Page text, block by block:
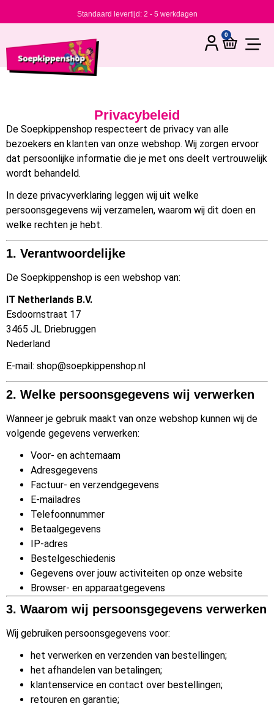
Standaard levertijd: 2 - 5 werkdagen
0
Privacybeleid
De Soepkippenshop respecteert de privacy van alle
bezoekers en klanten van onze webshop. Wij zorgen ervoor
dat persoonlijke informatie die je met ons deelt vertrouwelijk
wordt behandeld.
In deze privacyverklaring leggen wij uit welke
persoonsgegevens wij verzamelen, waarom wij dit doen en
welke rechten je hebt.
1. Verantwoordelijke
De Soepkippenshop is een webshop van:
IT Netherlands B.V.
Esdoornstraat 17
3465 JL Driebruggen
Nederland
E-mail: shop@soepkippenshop.nl
2. Welke persoonsgegevens wij verwerken
Wanneer je gebruik maakt van onze webshop kunnen wij de
volgende gegevens verwerken:
Voor- en achternaam
Adresgegevens
Factuur- en verzendgegevens
E-mailadres
Telefoonnummer
Betaalgegevens
IP-adres
Bestelgeschiedenis
Gegevens over jouw activiteiten op onze website
Browser- en apparaatgegevens
3. Waarom wij persoonsgegevens verwerken
Wij gebruiken persoonsgegevens voor:
het verwerken en verzenden van bestellingen;
het afhandelen van betalingen;
klantenservice en contact over bestellingen;
retouren en garantie;